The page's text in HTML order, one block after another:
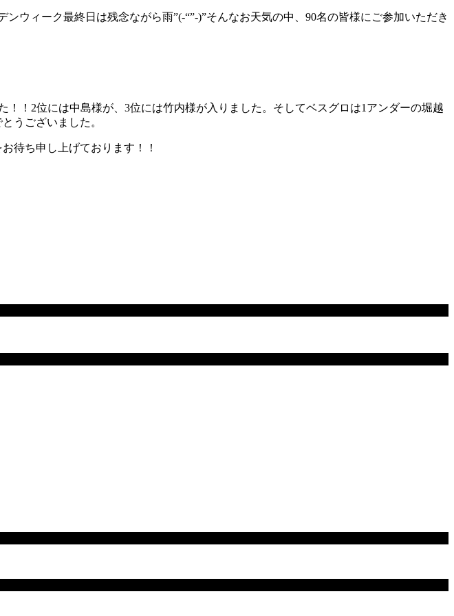
ウィーク最終日は残念ながら雨”(-“”-)”そんなお天気の中、90名の皆様にご参加いただき
！2位には中島様が、3位には竹内様が入りました。そしてベスグロは1アンダーの堀越
うございました。
待ち申し上げております！！